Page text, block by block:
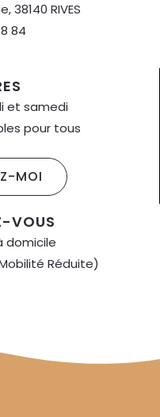
38140 RIVES
84
et samedi
pour tous
MOI
VOUS
domicile
Réduite)